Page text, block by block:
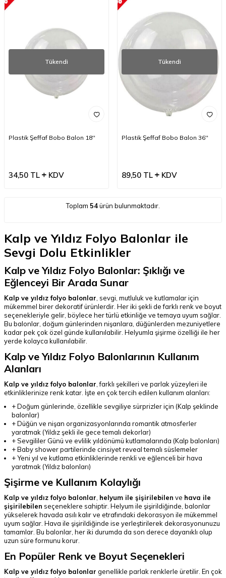
Tükendi
Plastik Şeffaf Bobo Balon 18''
34,50 TL KDV
Tükendi
Plastik Şeffaf Bobo Balon 36''
89,50 TL KDV
Toplam 54ürün bulunmaktadır.
Kalp ve Yıldız Folyo Balonlar ile
Sevgi Dolu Etkinlikler
Kalp ve Yıldız Folyo Balonlar: Şıklığı ve
Eğlenceyi Bir Arada Sunar
Kalp ve yıldız folyo balonlar , sevgi, mutluluk ve kutlamalar için
mükemmel birer dekoratif ürünlerdir. Her iki şekli de farklı renk ve boyut
seçenekleriyle gelir, böylece her türlü etkinliğe ve temaya uyum sağlar.
Bu balonlar, doğum günlerinden nişanlara, düğünlerden mezuniyetlere
kadar pek çok özel günde kullanılabilir. Helyumla şişirme özelliği ile her
yerde kolayca kullanılabilir.
Kalp ve Yıldız Folyo Balonlarının Kullanım
Alanları
Kalp ve yıldız folyo balonlar , farklı şekilleri ve parlak yüzeyleri ile
etkinliklerinize renk katar. İşte en çok tercih edilen kullanım alanları:
+ Doğum günlerinde, özellikle sevgiliye sürprizler için (Kalp şeklinde
balonlar)
+ Düğün ve nişan organizasyonlarında romantik atmosferler
yaratmak (Yıldız şekli ile gece temalı dekorlar)
+ Sevgililer Günü ve evlilik yıldönümü kutlamalarında (Kalp balonları)
+ Baby shower partilerinde cinsiyet reveal temalı süslemeler
+ Yeni yıl ve kutlama etkinliklerinde renkli ve eğlenceli bir hava
yaratmak (Yıldız balonları)
Şişirme ve Kullanım Kolaylığı
Kalp ve yıldız folyo balonlar helyum ile şişirilebilen ve hava ile
şişirilebilen seçeneklere sahiptir. Helyum ile şişirildiğinde, balonlar
yükselerek havada asılı kalır ve etrafındaki dekorasyon ile mükemmel
uyum sağlar. Hava ile şişirildiğinde ise yerleştirilerek dekorasyonunuzu
tamamlar. Bu balonlar, her iki durumda da son derece dayanıklı olup
uzun süre formunu korur.
En Popüler Renk ve Boyut Seçenekleri
Kalp ve yıldız folyo balonlar genellikle parlak renklerle üretilir. En çok